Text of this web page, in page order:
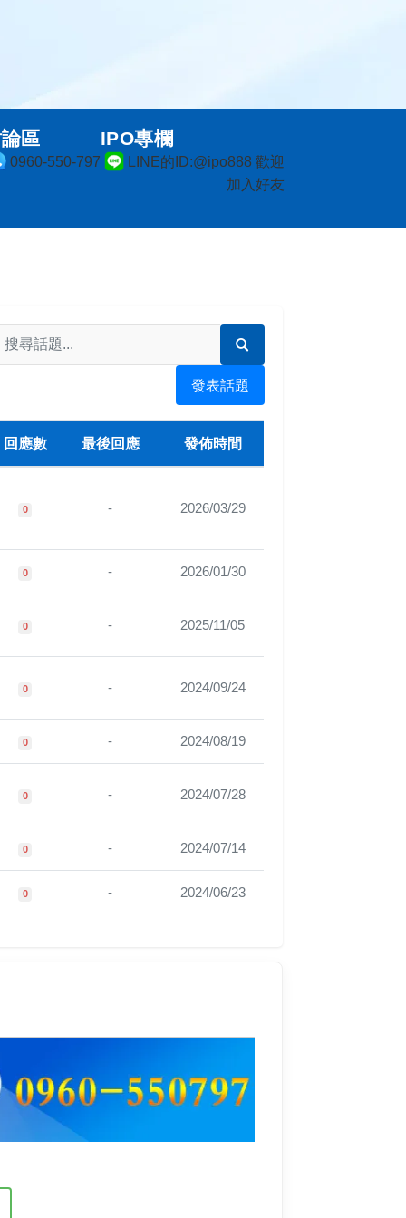
0960-550-797
LINE的ID:@ipo888 歡迎
加入好友
區 IPO專欄
發表話題
回應數 最後回應 發佈時間
0 - 2026/03/29
0 - 2026/01/30
0 - 2025/11/05
0 - 2024/09/24
0 - 2024/08/19
0 - 2024/07/28
0 - 2024/07/14
0 - 2024/06/23